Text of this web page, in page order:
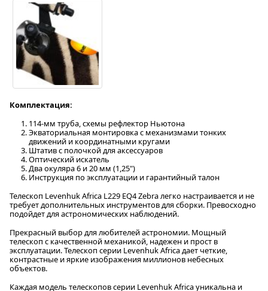
Комплектация:
114-мм труба, схемы рефлектор Ньютона
Экваториальная монтировка с механизмами тонких
движений и координатными кругами
Штатив с полочкой для аксессуаров
Оптический искатель
Два окуляра 6 и 20 мм (1,25")
Инструкция по эксплуатации и гарантийный талон
Телескоп Levenhuk Africa L229 EQ4 Zebra легко настраивается и не
требует дополнительных инструментов для сборки. Превосходно
подойдет для астрономических наблюдений.
Прекрасный выбор для любителей астрономии. Мощный
телескоп с качественной механикой, надежен и прост в
эксплуатации. Телескоп серии Levenhuk Africa дает четкие,
контрастные и яркие изображения миллионов небесных
объектов.
Каждая модель телескопов серии Levenhuk Africa уникальна и